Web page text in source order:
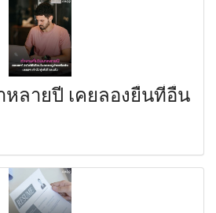
หลายปี เคยลองยื่นที่อื่น